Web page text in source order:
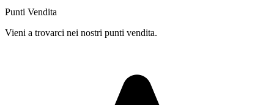
Punti Vendita
Vieni a trovarci nei nostri punti vendita.